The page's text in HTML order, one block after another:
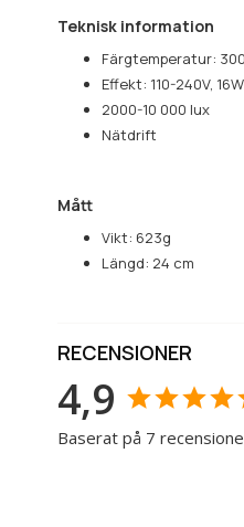
Teknisk information
Färgtemperatur:
Effekt: 110-240V, 16W
2000-10 000 lux
Nätdrift
Mått
Vikt: 623g
Längd: 24 cm
RECENSIONER
4,9
Baserat på 7